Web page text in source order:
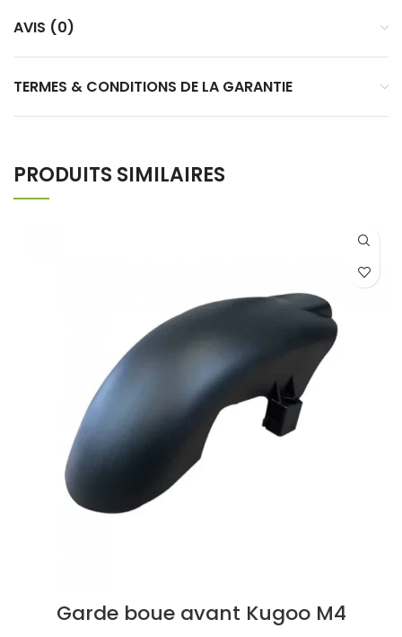
AVIS (0)
TERMES & CONDITIONS DE LA GARANTIE
PRODUITS SIMILAIRES
Garde boue avant Kugoo M4